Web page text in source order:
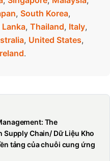
, South Korea,
Lanka, Thailand, Italy,
, United States,
.
The
Supply Chain/ Dữ Liệu Kho
tảng của chuỗi cung ứng